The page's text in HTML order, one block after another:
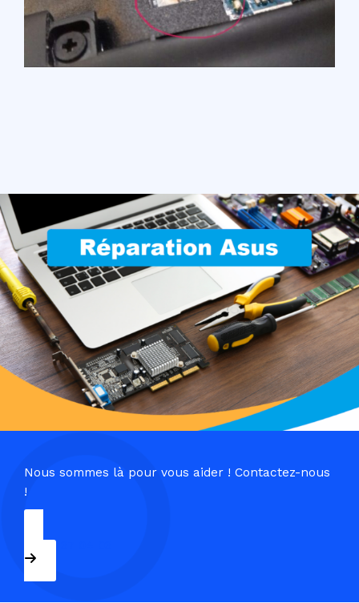
Nous sommes là pour vous aider ! Contactez-nous
!
09 54 37 04 03